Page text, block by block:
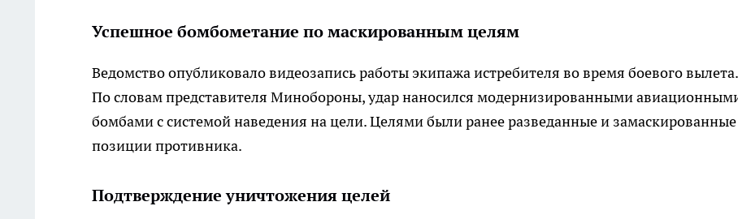
Успешное бомбометание по маскированным целям
Ведомство опубликовало видеозапись работы экипажа истребителя во время боевого вылета.
По словам представителя Минобороны, удар наносился модернизированными
бомбами с системой наведения на цели. Целями были ранее разведанные и замаскированные
позиции противника.
Подтверждение уничтожения целей